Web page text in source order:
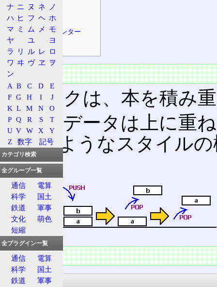
メモリー
実装
スタックポインター
動作モード
概要
スタックは、本を積み
新しいデータは上に重
てくるようなスタイル
LIFO
特徴
CISC/RISC
ナ ニ ヌ ネ
ノ
ハ ヒ フ ヘ ホ
マ ミ ム メ
モ
ヤ
ユ
ヨ
ラ
リ ル レ ロ
ワ ヰ ヴ ヱ
ヲ
ン
A B C D
E
F G H I
J
K L M N
O
P Q R S
T
U V W X
Y
Z
数字 記号
カテゴリ検索
全グループ一覧
通信
電算
科学
国土
鉄道
軍事
文化
萌色
短縮
全プラグイン一覧
通信
電算
科学
国土
鉄道
軍事